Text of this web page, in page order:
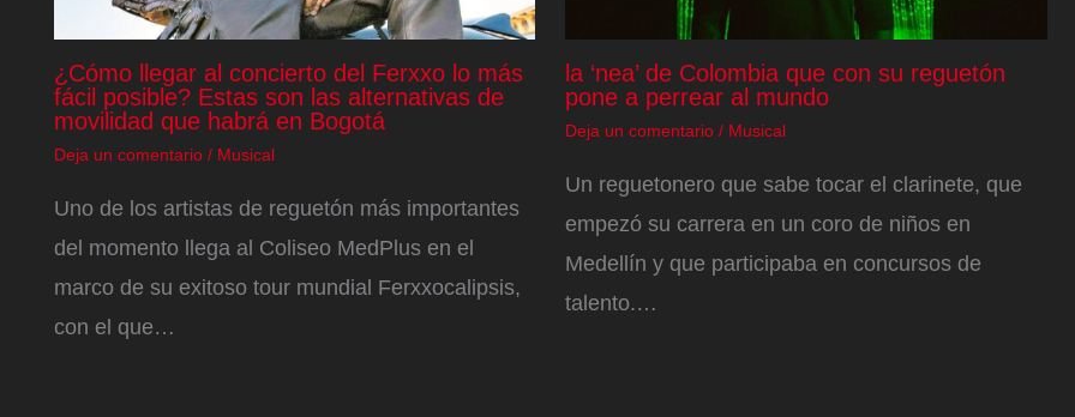
¿Cómo llegar al concierto del Ferxxo lo más
fácil posible? Estas son las alternativas de
movilidad que habrá en Bogotá
Deja un comentario / Musical
Uno de los artistas de reguetón más importantes
del momento llega al Coliseo MedPlus en el
marco de su exitoso tour mundial Ferxxocalipsis,
con el que…
la ‘nea’ de Colombia que con su reguetón
pone a perrear al mundo
Deja un comentario / Musical
Un reguetonero que sabe tocar el clarinete, que
empezó su carrera en un coro de niños en
Medellín y que participaba en concursos de
talento.…